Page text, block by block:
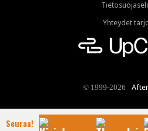
Yhteydet
© 1999-2026
Seuraa!